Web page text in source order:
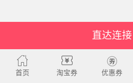
直达连接
首页 淘宝券 优惠券